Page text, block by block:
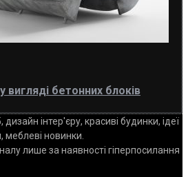
вигляді бетонних блоків
інтер'єру, красиві будинки, ідеї
меблеві новинки.
лише за наявності гіперпосилання